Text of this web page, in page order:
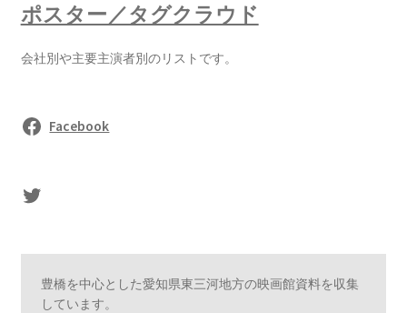
ポスター／タグクラウド
会社別や主要主演者別のリストです。
Facebook
sasaki's Twitter
豊橋を中心とした愛知県東三河地方の映画館資料を収集
しています。